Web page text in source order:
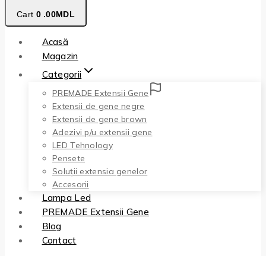
Cart 0 .00MDL
Acasă
Magazin
Categorii
PREMADE Extensii Gene
Extensii de gene negre
Extensii de gene brown
Adezivi p/u extensii gene
LED Tehnology
Pensete
Soluții extensia genelor
Accesorii
Lampa Led
PREMADE Extensii Gene
Blog
Contact